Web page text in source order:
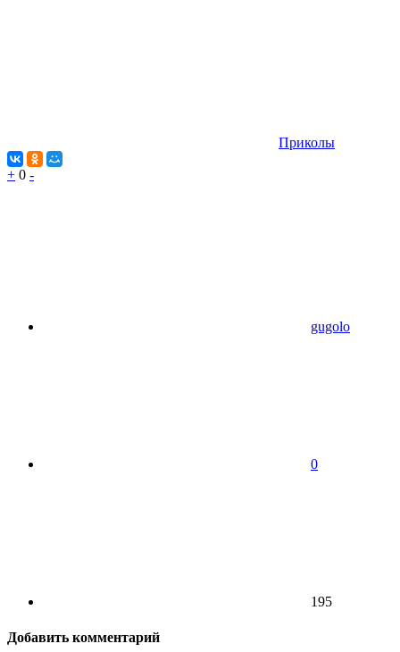
Приколы
+ 0 -
gugolo
0
195
Добавить комментарий